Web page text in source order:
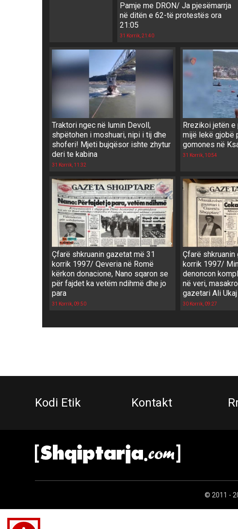
Pamje me DRON/ Ja pjesëmarrja
në ditën e 62-të protestës ora
21:05
31 Korrik, 21:40
Traktori ngec në lumin Devoll,
shpëtohen i moshuari, nipi i tij dhe
shoferi! Mjeti bujqësor ishte zhytur
deri te kabina
31 Korrik, 11:32
Rrezikoi jetën
mijë lekë gjobë
gomones në
31 Korrik, 10:54
Çfarë shkruanin gazetat më 31
korrik 1997/ Qeveria në Romë
kërkon donacione, Nano sqaron se
për fajdet ka vetëm ndihmë dhe jo
para
31 Korrik, 09:50
Çfarë
korrik 1997/
denoncon
në veri,
gazetari Ali Ukaj
30 Korrik, 09:27
Kodi Etik Kontakt
© 2011 -